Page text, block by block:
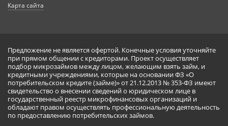
Карта сайта
Предложение не является офертой. Конечные условия уточняйте
при прямом общении с кредиторами. Проект осуществляет
подбор микрозаймов между лицом, желающим взять займ, и
кредитными учреждениями, которые на основании ФЗ «О
потребительском кредите (займе)» от 21.12.2013 № 353-ФЗ имеют
свидетельство о внесении сведений о юридическом лице в
государственный реестр микрофинансовых организаций и
обладают правом осуществлять профессиональную деятельность
по предоставлению потребительских займов.